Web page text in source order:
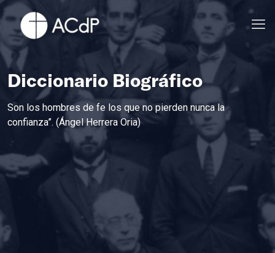
Diccionario Biográfico
Son los hombres de fe los que no pierden nunca la
confianza”. (Ángel Herrera Oria)